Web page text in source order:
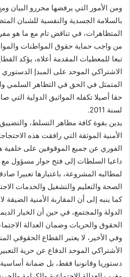
ومن الأمور التي يرفضها محررو
بالسلامة الجسدية والنفسية للشبان
المتظاهرات، في تناقض تام مع ما هو
من واجب حماية حقوق المواطنات
تبعا للمعطيات المقدمة أعلاه، يؤكد
الاشتراكي الموحد على المبدإ
المتمثل في الحق في التظاهر السلمي
حقا أصيلا تكفله المواثيق الدولية التي
لسنة 2011.
يدين بقوة كافة مظاهر التسلط،
الأمنية الموثقة التي رافقت هذه
الفوري عن جميع الموقوفين على خلفية
داعيا السلطات إلى فتح حوار مسؤول مع
لمطالبه المشروعة، باعتبارها تعبيرا
الصحة والتعليم والتشغيل والخدمات
كما ينبه إلى أن المقاربة الأمنية الضيقة
الدولة والمجتمع، في حين أن الخيار
الحقوق والحريات وضمان العدالة
وفي الأخير، لا يعتبر القطاع الحقوقي
الأشتراكي الموحد الدفاع عن حرية
دستوريا وقانونيا فقط، بل ضمانة أساسية